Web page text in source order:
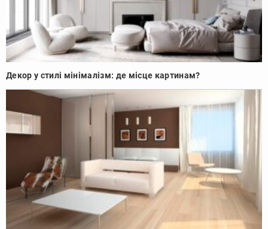
Декор у стилі мінімалізм: де місце картинам?